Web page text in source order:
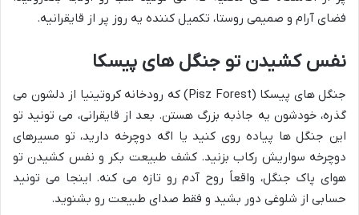
فضای آرام و صمیمی روستا، تکمیل کننده یه روز پر از قایقرانیه.
نفس کشیدن تو جنگل های پیسکا
جنگل های پیسکا (Pisz Forest) که رودخانه کروتینیا از دلشون می
گذره، خودشون یه جاذبه بزرگ هستن. بعد از قایقرانی، می تونید تو
این جنگل ها پیاده روی کنید یا اگه دوچرخه دارید، تو مسیرهای
دوچرخه سواریش رکاب بزنید. کشف طبیعت بکر و نفس کشیدن تو
هوای پاک جنگل، واقعاً روح آدم رو تازه می کنه. اینجا می تونید
حسابی از شلوغی دور بشید و فقط صدای طبیعت رو بشنوید.